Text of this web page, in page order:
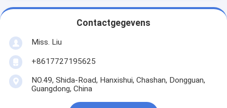
Contactgegevens
Miss. Liu
+8617727195625
NO.49, Shida-Road, Hanxishui, Chashan, Dongguan,
Guangdong, China